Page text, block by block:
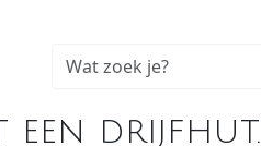
een drijfhut.